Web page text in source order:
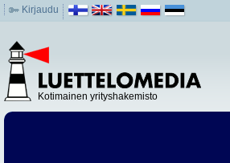
Kirjaudu
Kotimainen yrityshakemisto